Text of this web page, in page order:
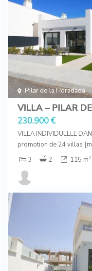
Pilar de la Horadada
VILLA – PILAR
230.900 €
VILLA INDIVIDUELLE
promotion de 24 villas
3
2 115 m2